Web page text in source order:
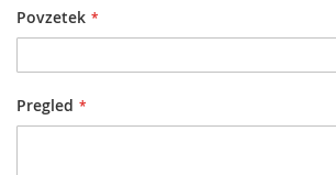
Povzetek
Pregled